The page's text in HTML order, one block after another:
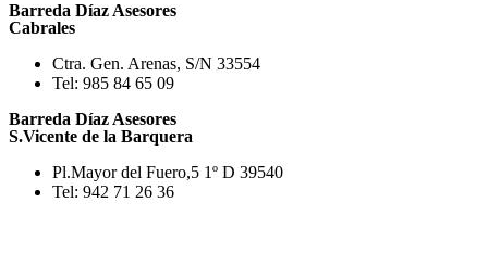
Barreda Díaz Asesores
Cabrales
Ctra. Gen. Arenas, S/N 33554
Tel: 985 84 65 09
Barreda Díaz Asesores
S.Vicente de la Barquera
Pl.Mayor del Fuero,5 1º D 39540
Tel: 942 71 26 36